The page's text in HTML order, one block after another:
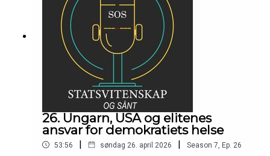
26. Ungarn, USA og elitenes
ansvar for demokratiets helse
53:56 | søndag 26. april 2026 | Season 7, Ep. 26